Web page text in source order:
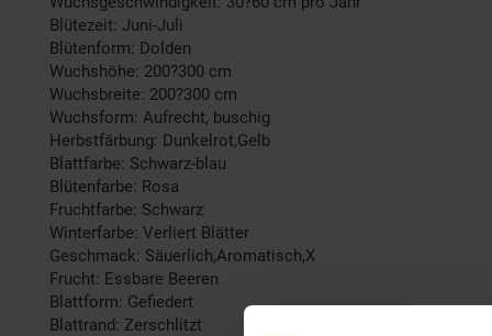
Blütezeit: Juni-Juli
Blütenform: Dolden
Wuchshöhe: 200?300 cm
Wuchsbreite: 200?300 cm
Wuchsform: Aufrecht, buschig
Herbstfärbung: Dunkelrot,Gelb
Blattfarbe: Schwarz-blau
Blütenfarbe: Rosa
Fruchtfarbe: Schwarz
Winterfarbe: Verliert Blätter
Geschmack: Säuerlich,Aromatisch,X
Frucht: Essbare Beeren
Blattform: Gefiedert
Blattrand: Zerschlitzt